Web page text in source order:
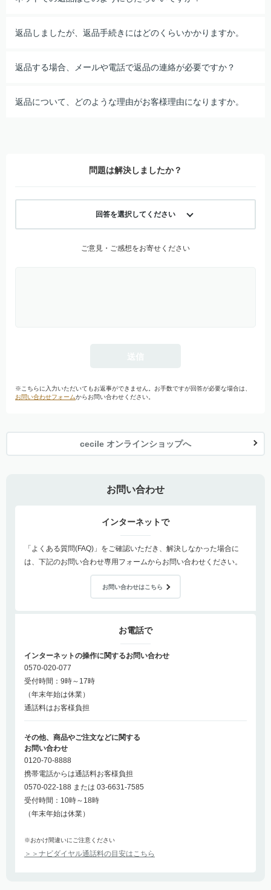
返品しましたが、返品手続きにはどのくらいかかりますか。
返品する場合、メールや電話で返品の連絡が必要ですか？
返品について、どのような理由がお客様理由になりますか。
問題は解決しましたか？
回答を選択してください
ご意見・ご感想をお寄せください
※こちらに入力いただいてもお返事ができません。お手数ですが回答が必要な場合は、
お問い合わせフォームからお問い合わせください。
cecile オンラインショップへ
お問い合わせ
インターネットで
「よくある質問(FAQ)」をご確認いただき、解決しなかった場合に
は、下記のお問い合わせ専用フォームからお問い合わせください。
お問い合わせはこちら
お電話で
インターネットの操作に関するお問い合わせ
0570-020-077
受付時間：9時～17時
（年末年始は休業）
通話料はお客様負担
その他、商品やご注文などに関する
お問い合わせ
0120-70-8888
携帯電話からは通話料お客様負担
0570-022-188 または 03-6631-7585
受付時間：10時～18時
（年末年始は休業）
※おかけ間違いにご注意ください
＞＞ナビダイヤル通話料の目安はこちら